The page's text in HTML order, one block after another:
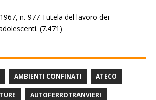
n. 977 Tutela del lavoro dei
(7.471)
AMBIENTI CONFINATI ATECO
AUTOFERROTRANVIERI